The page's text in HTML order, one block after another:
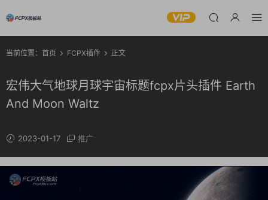
当前位置： 首页 FCPX插件 正文
宏伟大气地球月球宇宙标题fcpx片头插件 Earth
And Moon Waltz
2023-01-17 推广